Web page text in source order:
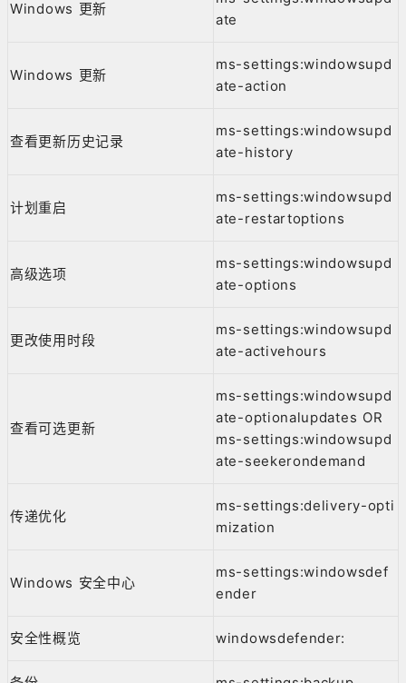
Windows 更新
ate
Windows 更新
ms-settings:windowsupd
ate-action
查看更新历史记录
ms-settings:windowsupd
ate-history
计划重启
ms-settings:windowsupd
ate-restartoptions
高级选项
ms-settings:windowsupd
ate-options
更改使用时段
ms-settings:windowsupd
ate-activehours
查看可选更新
ms-settings:windowsupd
ate-optionalupdates OR
ms-settings:windowsupd
ate-seekerondemand
传递优化
ms-settings:delivery-opti
mization
Windows 安全中心
ms-settings:windowsdef
ender
安全性概览 windowsdefender: